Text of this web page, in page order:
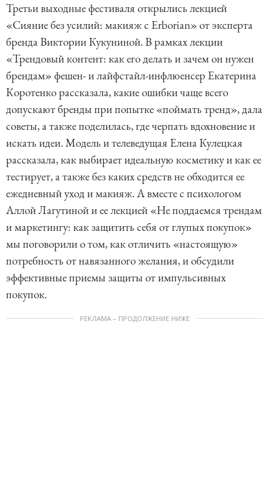
f
6
Третьи выходные фестиваля открылись лекцией
«Сияние без усилий: макияж с Erborian» от эксперта
бренда Виктории Кукуниной. В рамках лекции
«Трендовый контент: как его делать и зачем он нужен
брендам» фешен- и лайфстайл-инфлюенсер Екатерина
Коротенко рассказала, какие ошибки чаще всего
допускают бренды при попытке «поймать тренд», дала
советы, а также поделилась, где черпать вдохновение и
искать идеи. Модель и телеведущая Елена Кулецкая
рассказала, как выбирает идеальную косметику и как ее
тестирует, а также без каких средств не обходится ее
ежедневный уход и макияж. А вместе с психологом
Аллой Лагутиной и ее лекцией «Не поддаемся трендам
и маркетингу: как защитить себя от глупых покупок»
мы поговорили о том, как отличить «настоящую»
потребность от навязанного желания, и обсудили
эффективные приемы защиты от импульсивных
покупок.
РЕКЛАМА – ПРОДОЛЖЕНИЕ НИЖЕ